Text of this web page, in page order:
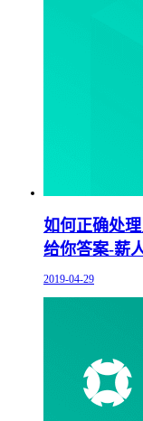
如何正确处
给你答案-薪
2019-04-29